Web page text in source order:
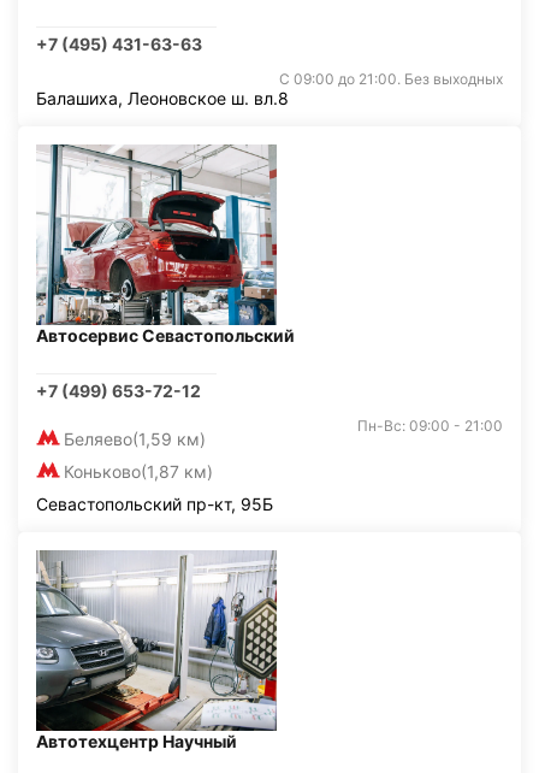
+7 (495) 431-63-63
С 09:00 до 21:00. Без выходных
Балашиха, Леоновское ш. вл.8
Автосервис Севастопольский
+7 (499) 653-72-12
Беляево(1,59 км)
Коньково(1,87 км)
Пн-Вс: 09:00 - 21:00
Севастопольский пр-кт, 95Б
Автотехцентр Научный